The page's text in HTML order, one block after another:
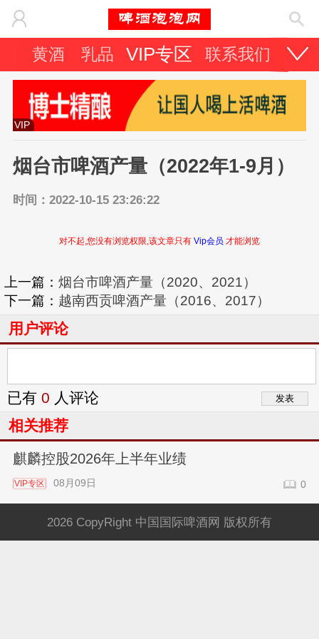
黄酒 乳品 VIP专区 联系我们
VIP
烟台市啤酒产量（2022年1-9月）
时间：2022-10-15 23:26:22
对不起,您没有浏览权限,该文章只有 Vip会员 才能浏览
上一篇： 烟台市啤酒产量（2020、2021）
下一篇： 越南西贡啤酒产量（2016、2017）
用户评论
已有 0 人评论
相关推荐
麒麟控股2026年上半年业绩
VIP专区 08月09日 0
2026 CopyRight 中国国际啤酒网 版权所有